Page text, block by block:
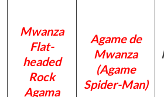
Mwanza
Flat-
headed
Rock
Agama
Agame de
Mwanza
(Agame
Spider-Man)